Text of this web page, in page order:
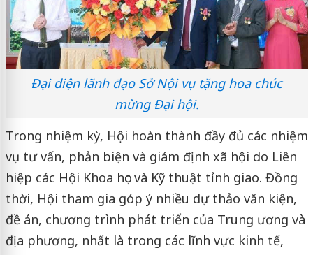
Đại diện lãnh đạo Sở Nội vụ tặng hoa chúc
mừng Đại hội.
Trong nhiệm kỳ, Hội hoàn thành đầy đủ các nhiệm
vụ tư vấn, phản biện và giám định xã hội do Liên
hiệp các Hội Khoa học và Kỹ thuật tỉnh giao. Đồng
thời, Hội tham gia góp ý nhiều dự thảo văn kiện,
đề án, chương trình phát triển của Trung ương và
địa phương, nhất là trong các lĩnh vực kinh tế,